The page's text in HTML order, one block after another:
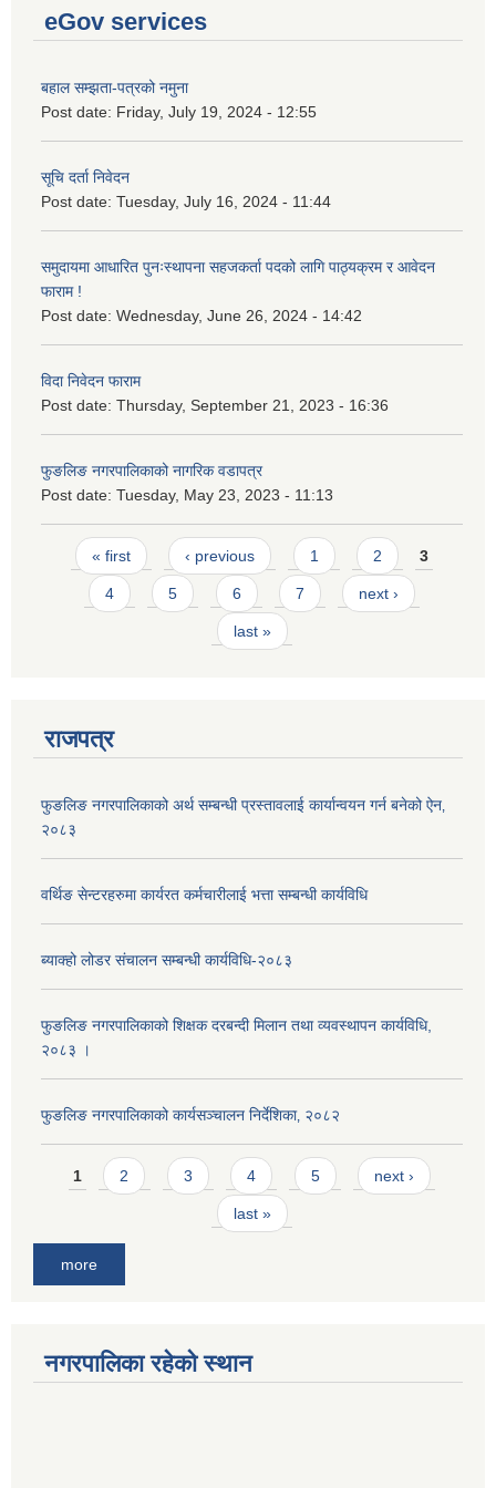
eGov services
बहाल सम्झता-पत्रको नमुना
Post date: Friday, July 19, 2024 - 12:55
सूचि दर्ता निवेदन
Post date: Tuesday, July 16, 2024 - 11:44
समुदायमा आधारित पुनःस्थापना सहजकर्ता पदको लागि पाठ्यक्रम र आवेदन
फाराम !
Post date: Wednesday, June 26, 2024 - 14:42
विदा निवेदन फाराम
Post date: Thursday, September 21, 2023 - 16:36
फुङलिङ नगरपालिकाको नागरिक वडापत्र
Post date: Tuesday, May 23, 2023 - 11:13
Pages
« first ‹ previous 1 2 3
4 5 6 7 next ›
last »
राजपत्र
फुङलिङ नगरपालिकाको अर्थ सम्बन्धी प्रस्तावलाई कार्यान्वयन गर्न बनेको ऐन‚
२०८३
वर्थिङ सेन्टरहरुमा कार्यरत कर्मचारीलाई भत्ता सम्बन्धी कार्यविधि
ब्याक्हो लोडर संचालन सम्बन्धी कार्यविधि-२०८३
फुङलिङ नगरपालिकाको शिक्षक दरबन्दी मिलान तथा व्यवस्थापन कार्यविधि,
२०८३ ।
फुङलिङ नगरपालिकाको कार्यसञ्चालन निर्देशिका‚ २०८२
Pages
1 2 3 4 5 next ›
last »
more
नगरपालिका रहेको स्थान